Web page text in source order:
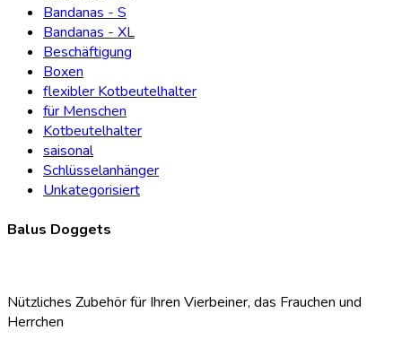
Bandanas - S
Bandanas - XL
Beschäftigung
Boxen
flexibler Kotbeutelhalter
für Menschen
Kotbeutelhalter
saisonal
Schlüsselanhänger
Unkategorisiert
Balus Doggets
Nützliches Zubehör für Ihren Vierbeiner, das Frauchen und
Herrchen